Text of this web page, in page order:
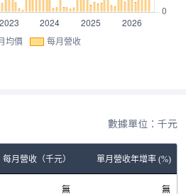
均價 每月營收
數據單位：千元
每月營收（千元） 單月營收年增率 (%)
無 無